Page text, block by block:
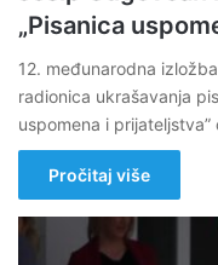
„Pisanica
12. međunarodna
radionica ukrašavanja
uspomena i
Pročitaj više